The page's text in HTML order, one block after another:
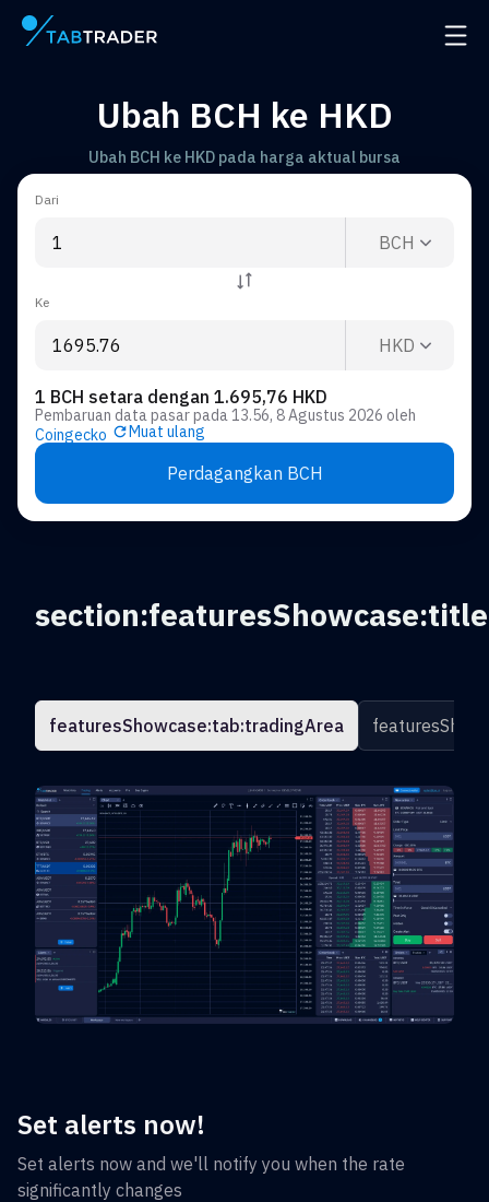
Halaman utama Buka
Ubah BCH ke HKD
Ubah BCH ke HKD pada harga aktual bursa
Dari
BCH
Ke
HKD
1 BCH setara dengan 1.695,76 HKD
Pembaruan data pasar pada13.56, 8 Agustus 2026 oleh
Coingecko
Muat ulang
Perdagangkan BCH
section:featuresShowcase:title
featuresShowcase:tab:tradingArea
Set alerts now!
Set alerts now and we'll notify you when the rate
significantly changes